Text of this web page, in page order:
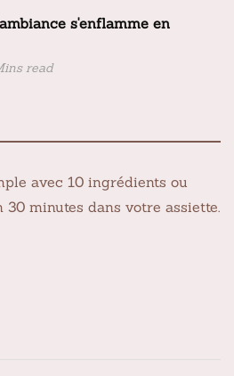
s'enflamme en
read
avec 10 ingrédients ou
30 minutes dans votre assiette.